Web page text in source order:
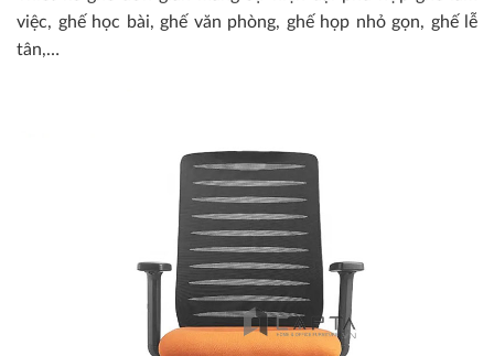
việc, ghế học bài, ghế văn phòng, ghế họp nhỏ gọn, ghế lễ
tân,…